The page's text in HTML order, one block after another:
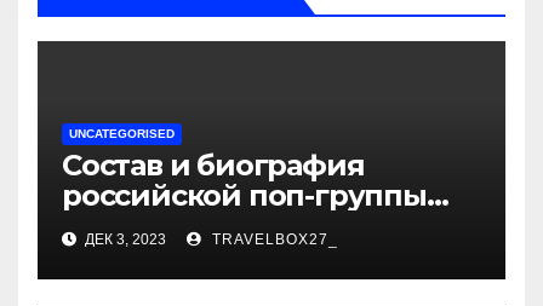
UNCATEGORISED
Состав и биография
российской поп-группы
«Иванушки интернешнл»
— история успеха, музыка
и судьбы участников
ДЕК 3, 2023 TRAVELBOX27_